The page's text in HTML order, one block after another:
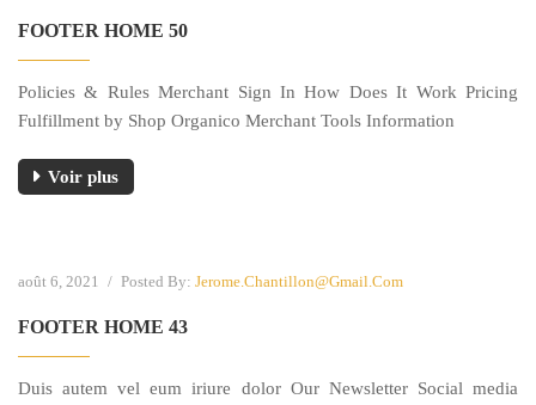
FOOTER HOME 50
Policies & Rules Merchant Sign In How Does It Work Pricing
Fulfillment by Shop Organico Merchant Tools Information
Voir plus
août 6, 2021 / Posted By: Jerome.chantillon@gmail.com
FOOTER HOME 43
Duis autem vel eum iriure dolor Our Newsletter Social media